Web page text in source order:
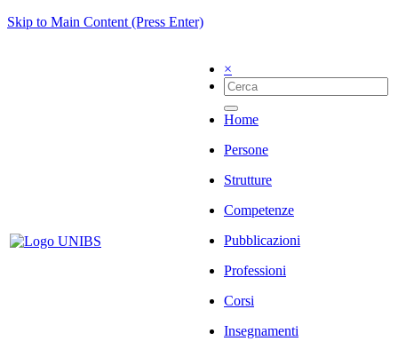
Skip to Main Content (Press Enter)
×
Home
Persone
Strutture
Competenze
Pubblicazioni
Professioni
Corsi
Insegnamenti